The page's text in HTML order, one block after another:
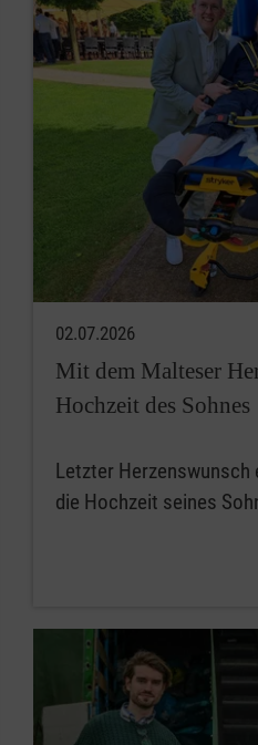
02.07.2026
Mit dem Malteser
Hochzeit des Sohnes
Letzter
die Hochzeit seines